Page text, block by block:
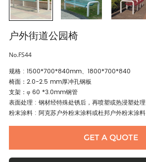
户外街道公园椅
No.FS44
规格 : 1500*700*840mm、1800*700*840
椅面：2.0-2.5 mm厚冲孔钢板
支架：φ 60 *3.0mm钢管
表面处理 : 钢材经特殊处锈后，再喷塑或热浸塑处理
粉末涂料 : 阿克苏户外粉末涂料或杜邦户外粉末涂料
GET A QUOTE